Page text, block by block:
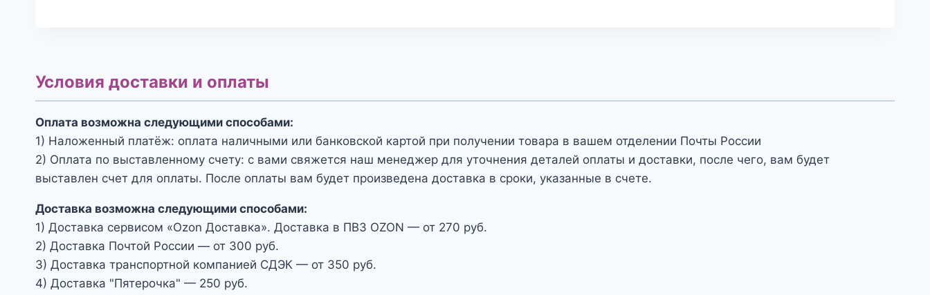
Условия доставки и оплаты
Оплата возможна следующими способами:
1) Наложенный платёж: оплата наличными или банковской картой при получении товара в вашем отделении Почты России
2) Оплата по выставленному счету: с вами свяжется наш менеджер для уточнения деталей оплаты и доставки, после чего, вам будет
выставлен счет для оплаты. После оплаты вам будет произведена доставка в сроки, указанные в счете.
Доставка возможна следующими способами:
1) Доставка сервисом «Ozon Доставка». Доставка в ПВЗ OZON — от 270 руб.
2) Доставка Почтой России — от 300 руб.
3) Доставка транспортной компанией СДЭК — от 350 руб.
4) Доставка "Пятерочка" — 250 руб.